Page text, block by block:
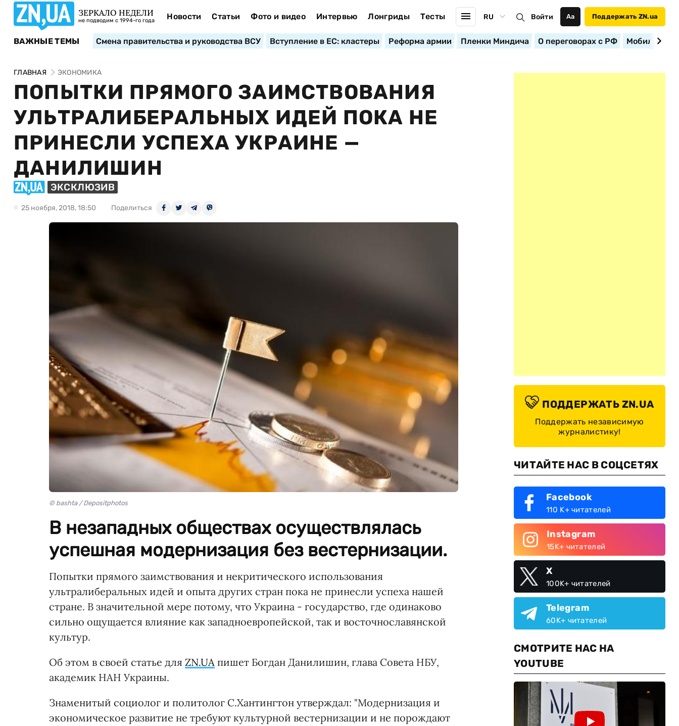
ЗЕРКАЛО НЕДЕЛИ
не подводим с 1994-го года Новости Статьи Фото и видео Интервью Лонгриды Тесты RU Войти Аа Поддержать ZN.ua
ВАЖНЫЕ ТЕМЫ Смена правительства и руководства ВСУ Вступление в ЕС: кластеры Реформа армии Пленки Миндича О переговорах с РФ
ГЛАВНАЯ ЭКОНОМИКА
ПОПЫТКИ ПРЯМОГО ЗАИМСТВОВАНИЯ
УЛЬТРАЛИБЕРАЛЬНЫХ ИДЕЙ ПОКА НЕ
ПРИНЕСЛИ УСПЕХА УКРАИНЕ —
ДАНИЛИШИН
ЭКСКЛЮЗИВ
25 ноября, 2018, 18:50 Поделиться
© bashta / Depositphotos
В незападных обществах осуществлялась
успешная модернизация без вестернизации.
Попытки прямого заимствования и некритического использования
ультралиберальных идей и опыта других стран пока не принесли успеха нашей
стране. В значительной мере потому, что Украина - государство, где одинаково
сильно ощущается влияние как западноевропейской, так и восточнославянской
культур.
Об этом в своей статье для ZN.UA пишет Богдан Данилишин, глава Совета НБУ,
академик НАН Украины.
Знаменитый социолог и политолог С.Хантингтон утверждал: "Модернизация и
экономическое развитие не требуют культурной вестернизации и не порождают
ПОДДЕРЖАТЬ ZN.UA
Поддержать независимую
журналистику!
ЧИТАЙТЕ НАС В СОЦСЕТЯХ
Facebook
110 K+ читателей
Instagram
15K+ читателей
X
100K+ читателей
Telegram
60K+ читателей
СМОТРИТЕ НАС НА
YOUTUBE